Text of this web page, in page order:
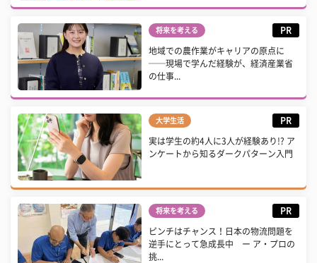
将来を考える PR
地域での農作業がキャリアの原点に
──現場で学んだ経験が、経済産業省
の仕事...
大学生活 PR
実は学生の約4人に3人が経験あり!? ア
ンケートから知るダークパターン入門
将来を考える PR
ピンチはチャンス！日本の物流問題を
逆手にとって急成長中 ー ア・プロの
挑...